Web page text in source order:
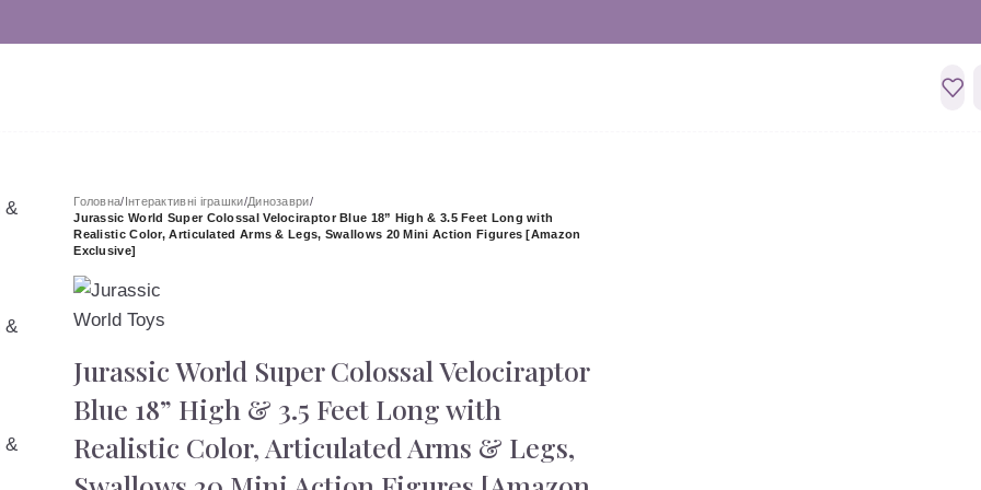
Головна/Інтерактивні іграшки/Динозаври/
Jurassic World Super Colossal Velociraptor Blue 18” High & 3.5 Feet Long with
Realistic Color, Articulated Arms & Legs, Swallows 20 Mini Action Figures [Amazon
Exclusive]
Jurassic World Super Colossal Velociraptor
Blue 18” High & 3.5 Feet Long with
Realistic Color, Articulated Arms & Legs,